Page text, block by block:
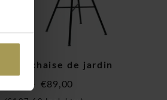
Indy chaise de jardin
€99,00 €89,00